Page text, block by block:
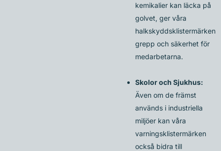
kemikalier kan läcka på
golvet, ger våra
halkskyddsklistermärken
grepp och säkerhet för
medarbetarna.
Skolor och Sjukhus:
Även om de främst
används i industriella
miljöer kan våra
varningsklistermärken
också bidra till